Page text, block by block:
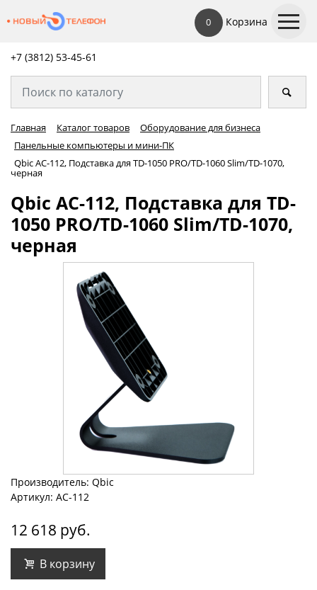
0 Корзина
+7 (3812) 53-45-61
Главная Каталог товаров
Оборудование для бизнеса
Панельные компьютеры и мини-ПК
Qbic AC-112, Подставка для TD-1050 PRO/TD-1060 Slim/TD-1070,
черная
Qbic AC-112, Подставка для TD-
1050 PRO/TD-1060 Slim/TD-1070,
черная
Производитель: Qbic
Артикул: AC-112
12 618 руб.
В корзину